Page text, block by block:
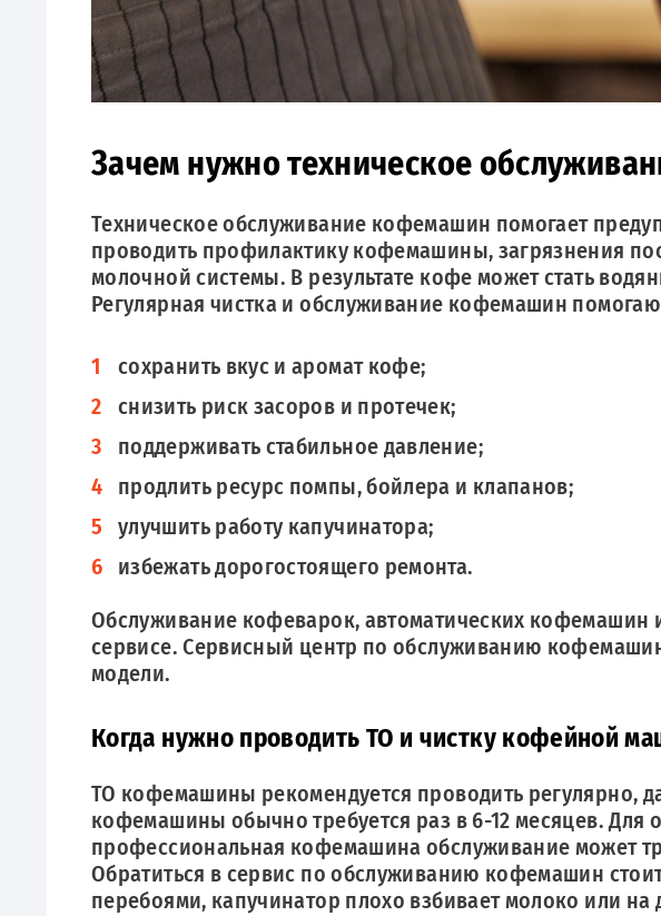
Зачем нужно техническое
Техническое обслуживание кофемашин помогает
проводить профилактику кофемашины, загрязнения
молочной системы. В результате кофе может стать
Регулярная чистка и обслуживание кофемашин
сохранить вкус и аромат кофе;
снизить риск засоров и протечек;
поддерживать стабильное давление;
продлить ресурс помпы, бойлера и клапанов;
улучшить работу капучинатора;
избежать дорогостоящего ремонта.
Обслуживание кофеварок, автоматических
сервисе. Сервисный центр по обслуживанию
модели.
Когда нужно проводить ТО и чистку кофейной
ТО кофемашины рекомендуется проводить регулярно,
кофемашины обычно требуется раз в 6-12 месяцев. Для
профессиональная кофемашина обслуживание может
Обратиться в сервис по обслуживанию кофемашин
перебоями, капучинатор плохо взбивает молоко или